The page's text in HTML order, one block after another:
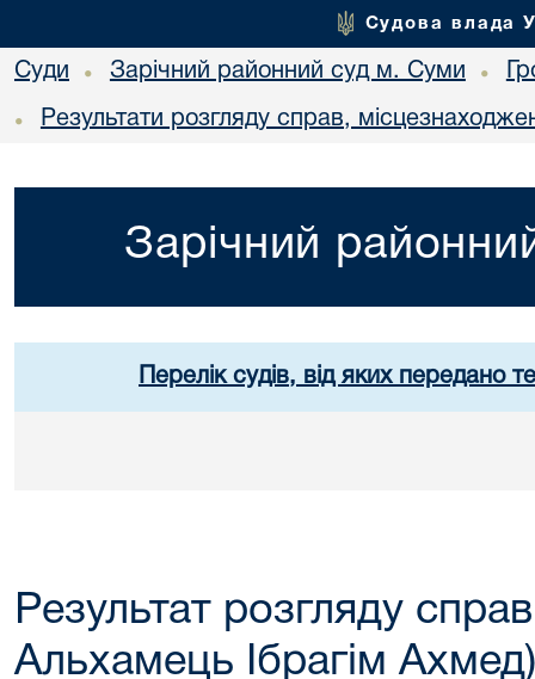
Судова влада
Суди • Зарічний районний суд м. Суми •
• Результати розгляду справ,
Зарічний
Перелік судів, від яких передано
Результат розгляду
Альхамець Ібрагім Ахмед)